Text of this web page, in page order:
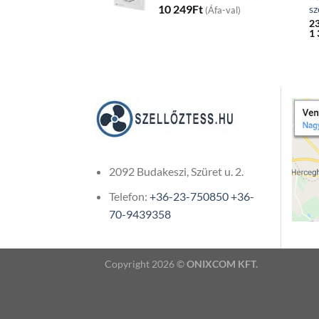
10 249Ft (Áfa-val)
1
2092 Budakeszi, Szüret u. 2.
Telefon: +36-23-750850+36-
70-9439358
Copyright 2026 ©ONIXCOM KFT.